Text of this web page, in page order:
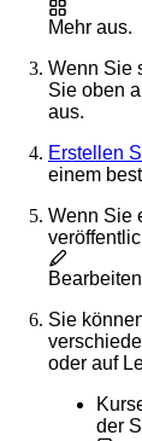
Mehr aus.
Wenn Sie
Sie oben
aus.
Erstellen
einem
Wenn Sie
Bearbeiten
Sie
oder auf
der